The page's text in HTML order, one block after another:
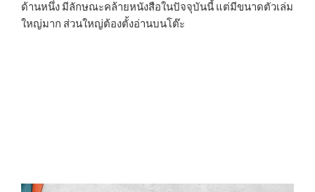
ด้านหนึ่ง มีลักษณะคล้ายหนังสือในปัจจุบันนี้ แต่มีขนาดตัวเล่ม
ใหญ่มาก ส่วนใหญ่ต้องตั้งอ่านบนโต๊ะ